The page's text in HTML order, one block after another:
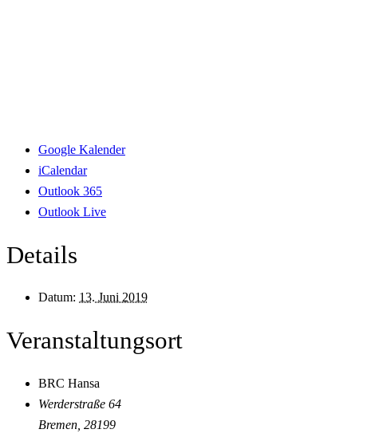
Google Kalender
iCalendar
Outlook 365
Outlook Live
Details
Datum: 13. Juni 2019
Veranstaltungsort
BRC Hansa
Werderstraße 64
Bremen 28199